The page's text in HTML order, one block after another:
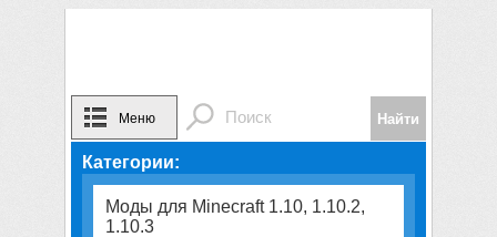
Меню
Категории:
Моды для Minecraft 1.10, 1.10.2,
1.10.3